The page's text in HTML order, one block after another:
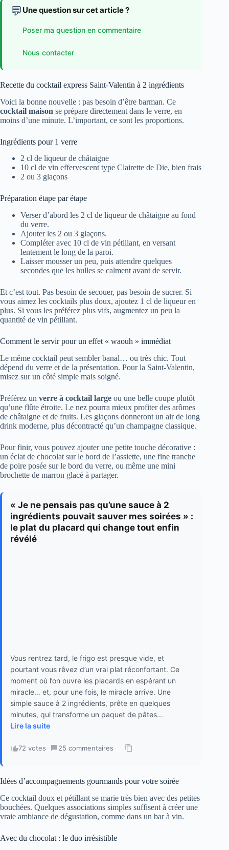
💬 Une question sur cet article ?
Poser ma question en commentaire
Nous contacter
Recette du cocktail express Saint-Valentin à 2 ingrédients
Voici la bonne nouvelle : pas besoin d’être barman. Ce
cocktail maison se prépare directement dans le verre, en
moins d’une minute. L’important, ce sont les proportions.
Ingrédients pour 1 verre
2 cl de liqueur de châtaigne
10 cl de vin effervescent type Clairette de Die, bien frais
2 ou 3 glaçons
Préparation étape par étape
Verser d’abord les 2 cl de liqueur de châtaigne au fond
du verre.
Ajouter les 2 ou 3 glaçons.
Compléter avec 10 cl de vin pétillant, en versant
lentement le long de la paroi.
Laisser mousser un peu, puis attendre quelques
secondes que les bulles se calment avant de servir.
Et c’est tout. Pas besoin de secouer, pas besoin de sucrer. Si
vous aimez les cocktails plus doux, ajoutez 1 cl de liqueur en
plus. Si vous les préférez plus vifs, augmentez un peu la
quantité de vin pétillant.
Comment le servir pour un effet « waouh » immédiat
Le même cocktail peut sembler banal… ou très chic. Tout
dépend du verre et de la présentation. Pour la Saint-Valentin,
misez sur un côté simple mais soigné.
Préférez un verre à cocktail large ou une belle coupe plutôt
qu’une flûte étroite. Le nez pourra mieux profiter des arômes
de châtaigne et de fruits. Les glaçons donneront un air de long
drink moderne, plus décontracté qu’un champagne classique.
Pour finir, vous pouvez ajouter une petite touche décorative :
un éclat de chocolat sur le bord de l’assiette, une fine tranche
de poire posée sur le bord du verre, ou même une mini
brochette de marron glacé à partager.
« Je ne pensais pas qu’une sauce à 2
ingrédients pouvait sauver mes soirées » :
le plat du placard qui change tout enfin
révélé
Vous rentrez tard, le frigo est presque vide, et
pourtant vous rêvez d’un vrai plat réconfortant. Ce
moment où l’on ouvre les placards en espérant un
miracle… et, pour une fois, le miracle arrive. Une
simple sauce à 2 ingrédients, prête en quelques
minutes, qui transforme un paquet de pâtes...
Lire la suite
72 votes · 25 commentaires ·
Idées d’accompagnements gourmands pour votre soirée
Ce cocktail doux et pétillant se marie très bien avec des petites
bouchées. Quelques associations simples suffisent à créer une
vraie ambiance de dégustation, comme dans un bar à vin.
Avec du chocolat : le duo irrésistible